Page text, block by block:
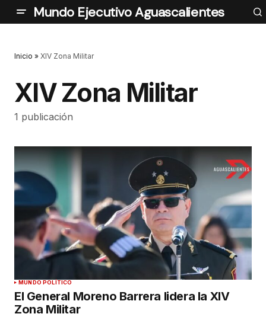
Mundo Ejecutivo Aguascalientes
Inicio » XIV Zona Militar
XIV Zona Militar
1 publicación
MUNDO POLÍTICO
El General Moreno Barrera lidera la XIV
Zona Militar